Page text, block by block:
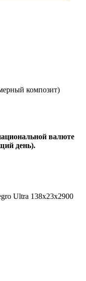
композит)
валюте
день).
Ultra 138х23x2900